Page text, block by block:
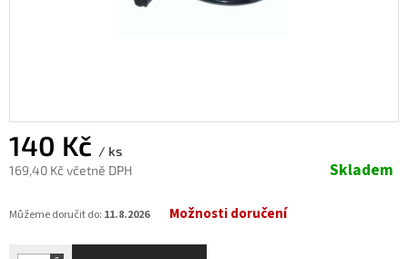
140 Kč / ks
169,40 Kč včetně DPH
cena:
Skladem
Můžeme doručit do: 11.8.2026 Možnosti doručení